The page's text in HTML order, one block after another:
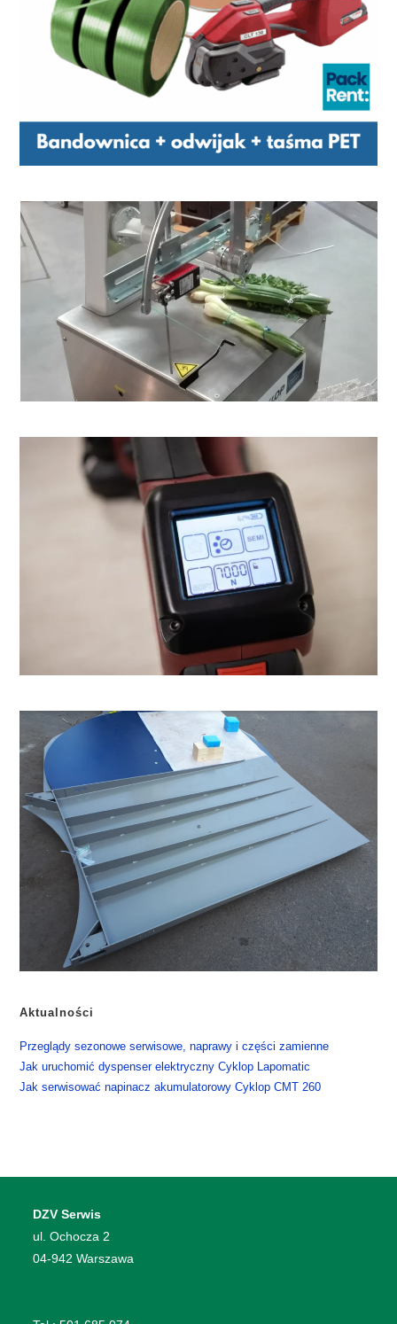
Aktualności
​Przeglądy sezonowe serwisowe, naprawy i części zamienne
​Jak uruchomić dyspenser elektryczny Cyklop Lapomatic
​Jak serwisować napinacz akumulatorowy Cyklop CMT 260
DZV Serwis
​ul. Ochocza 2
04-942 Warszawa